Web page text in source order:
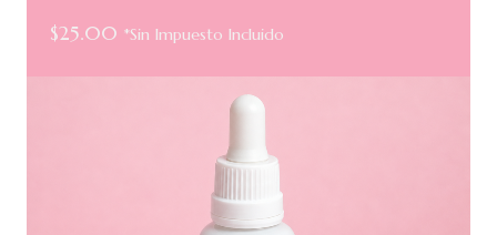
$25.00 *Sin Impuesto Incluido